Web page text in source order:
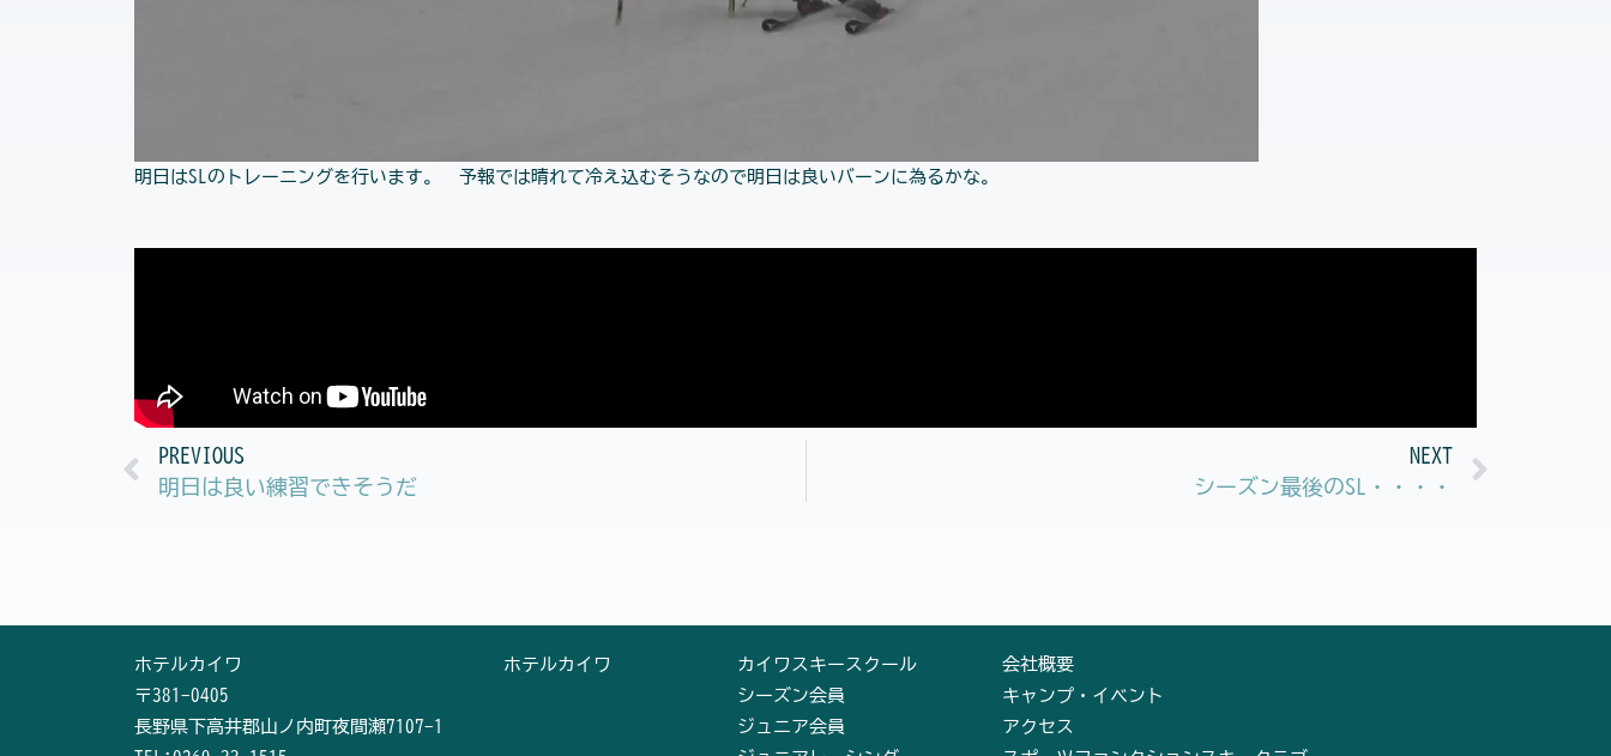
明日はSLのトレーニングを行います。 予報では晴れて冷え込むそうなので明日は良いバーンに為るかな。
Prev
PREVIOUS
明日は良い練習できそうだ
NEXT
シーズン最後のSL・・・・
ホテルカイワ
〒381-0405
長野県下高井郡山ノ内町夜間瀬7107-1
ホテルカイワ
カイワスキースクール
シーズン会員
ジュニア会員
会社概要
キャンプ・イベント
アクセス